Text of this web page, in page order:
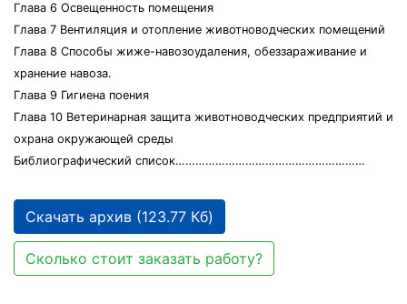
Глава 6 Освещенность помещения
Глава 7 Вентиляция и отопление животноводческих помещений
Глава 8 Способы жиже-навозоудаления, обеззараживание и
хранение навоза.
Глава 9 Гигиена поения
Глава 10 Ветеринарная защита животноводческих предприятий и
охрана окружающей среды
Библиографический список…………………………………………………
Скачать архив (123.77 Кб)
Сколько стоит заказать работу?